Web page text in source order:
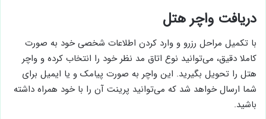
دریافت واچر هتل
با تکمیل مراحل رزرو و وارد کردن اطلاعات شخصی خود به صورت
کاملا دقیق، می‌توانید نوع اتاق مد نظر خود را انتخاب کرده و واچر
هتل را تحویل بگیرید. این واچر به صورت پیامک و یا ایمیل برای
شما ارسال خواهد شد که می‌توانید پرینت آن را با خود همراه داشته
باشید.